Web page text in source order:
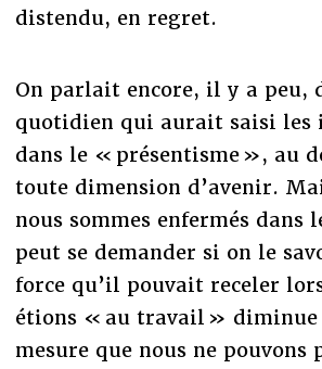
distendu, en regret.
On parlait encore, il y a peu,
quotidien qui aurait saisi les
dans le « présentisme », au
toute dimension d’avenir.
nous sommes enfermés dans
peut se demander si on le
force qu’il pouvait receler
étions « au travail » diminue
mesure que nous ne pouvons